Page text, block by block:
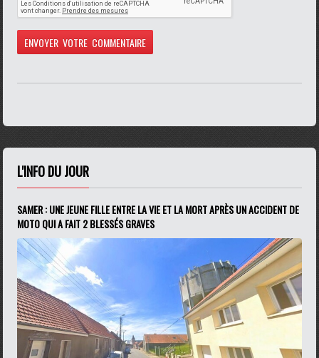
L'INFO DU JOUR
SAMER : UNE JEUNE FILLE ENTRE LA VIE ET LA MORT APRÈS UN ACCIDENT DE
MOTO QUI A FAIT 2 BLESSÉS GRAVES